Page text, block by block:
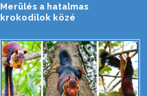
Merülés a hatalmas
krokodilok közé